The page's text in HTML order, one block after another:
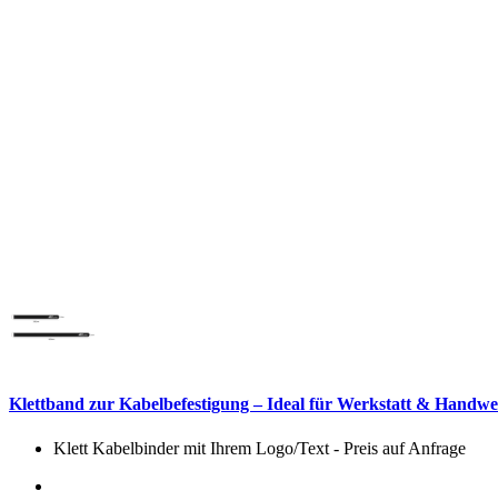
Klettband zur Kabelbefestigung – Ideal für Werkstatt &
Klett Kabelbinder mit Ihrem Logo/Text - Preis auf Anfrage